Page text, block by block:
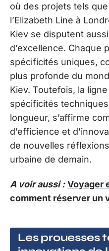
où des projets tels que
l’Elizabeth Line à
Kiev se disputent
d’excellence. Chaque
spécificités uniques,
plus profonde du
Kiev. Toutefois, la
spécificités
longueur, s’affirme
d’efficience et
de nouvelles
urbaine de demain.
A voir aussi : Voyager
comment réserver un
Les prouesses